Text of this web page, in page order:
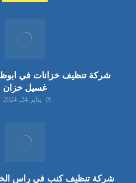
غسيل خزان
يناير 24, 2024